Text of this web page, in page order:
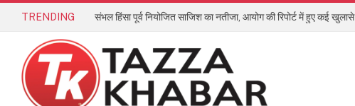
TRENDING संभल हिंसा पूर्व नियोजित साजिश का नतीजा, आयोग की रिपोर्ट में हुए कई खुलासे